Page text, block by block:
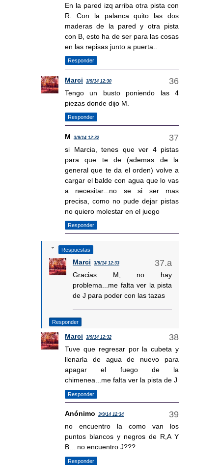
En la pared izq arriba otra pista con
R. Con la palanca quito las dos
maderas de la pared y otra pista
con B, esto ha de ser para las cosas
en las repisas junto a puerta..
Responder
Marci 3/9/14 12:30
Tengo un busto poniendo las 4
piezas donde dijo M.
Responder
M 3/9/14 12:32
si Marcia, tenes que ver 4 pistas
para que te de (ademas de la
general que te da el orden) volve a
cargar el balde con agua que lo vas
a necesitar...no se si ser mas
precisa, como no pude dejar pistas
no quiero molestar en el juego
Responder
Respuestas
Marci 3/9/14 12:33
Gracias M, no hay
problema...me falta ver la pista
de J para poder con las tazas
Responder
Marci 3/9/14 12:32
Tuve que regresar por la cubeta y
llenarla de agua de nuevo para
apagar el fuego de la
chimenea...me falta ver la pista de J
Responder
Anónimo 3/9/14 12:34
no encuentro la como van los
puntos blancos y negros de R,A Y
B... no encuentro J???
Responder